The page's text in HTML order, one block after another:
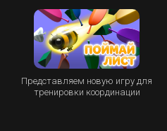
Представляем новую игру для
тренировки координации